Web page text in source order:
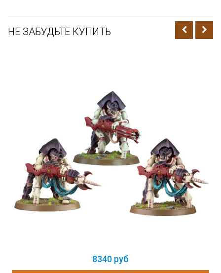
НЕ ЗАБУДЬТЕ КУПИТЬ
8340 руб